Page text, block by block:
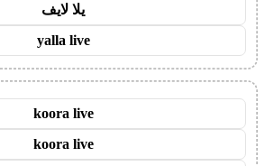
يلا لايف
yalla live
koora live
koora live